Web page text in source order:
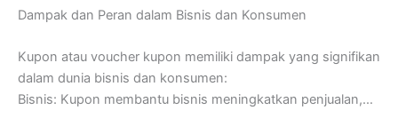
lainnya.
untuk menghilangkan stok yang kurang laku atau akan
segera kedaluwarsa.
Meningkatkan Loyalitas Pelanggan: Memberikan kupon
Beli Satu Gratis Satu (BOGO): Memberikan produk atau
layanan lain.
Kupon Cashback: Memberikan pengembalian uang dalam
bentuk kredit atau uang kembali setelah pembelian.
Dampak dan Peran dalam Bisnis dan Konsumen
Kupon atau voucher kupon memiliki dampak yang signifikan
dalam dunia bisnis dan konsumen:
Bisnis: Kupon membantu bisnis meningkatkan penjualan,